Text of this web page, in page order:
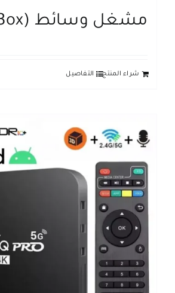
مشغل وسائط (TV Box)
شراء المنتج التفاصيل